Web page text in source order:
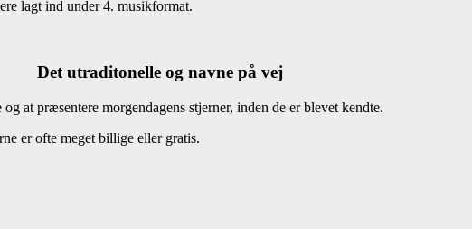
lagt ind under 4. musikformat.
Det utraditonelle og navne på vej
at præsentere morgendagens stjerner, inden de er blevet kendte.
er ofte meget billige eller gratis.